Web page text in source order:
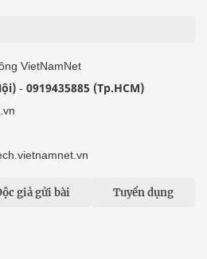
VietNamNet
- 0919435885 (Tp.HCM)
giả gửi bài Tuyển dụng